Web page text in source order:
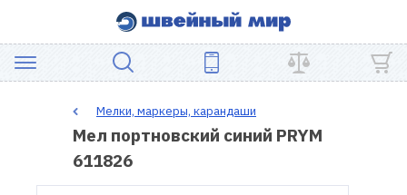
ШВЕЙНОЕ
ОБОРУДОВАНИЕ
Мелки, маркеры, карандаши
Мел портновский синий PRYM
611826